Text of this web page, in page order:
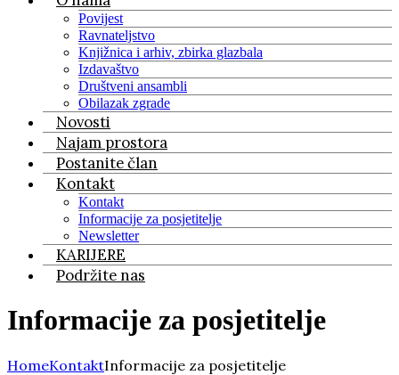
Povijest
Ravnateljstvo
Knjižnica i arhiv, zbirka glazbala
Izdavaštvo
Društveni ansambli
Obilazak zgrade
Novosti
Najam prostora
Postanite član
Kontakt
Kontakt
Informacije za posjetitelje
Newsletter
KARIJERE
Podržite nas
Informacije za posjetitelje
HomeKontaktInformacije za posjetitelje